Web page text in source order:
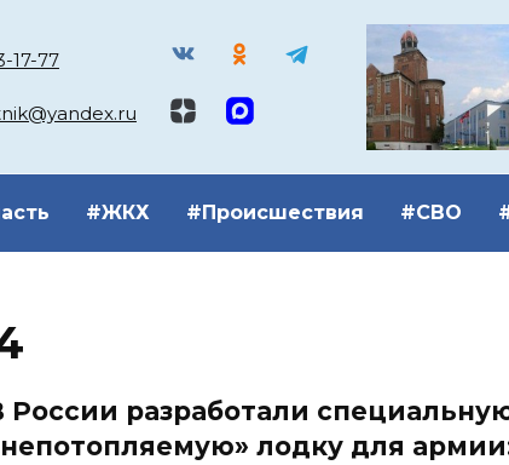
17-77
#ЖКХ #Происшествия #СВО
России разработали
лодку для